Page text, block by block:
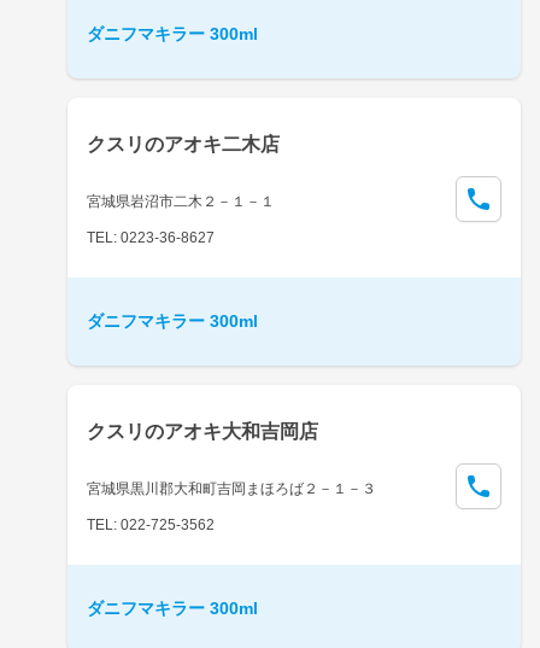
ダニフマキラー 300ml
クスリのアオキ二木店
宮城県岩沼市二木２－１－１
TEL: 0223-36-8627
ダニフマキラー 300ml
クスリのアオキ大和吉岡店
宮城県黒川郡大和町吉岡まほろば２－１－３
TEL: 022-725-3562
ダニフマキラー 300ml